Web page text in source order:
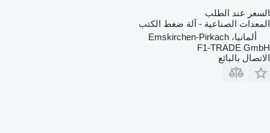
السعر عند الطلب
المعدات الصناعية - آلة ضغط الكتب
ألمانيا، Emskirchen-Pirkach
F1-TRADE GmbH
الاتصال بالبائع